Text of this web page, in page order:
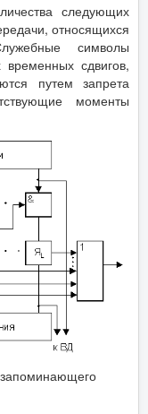
следующих
относящихся
символы
сдвигов,
путем запрета
моменты